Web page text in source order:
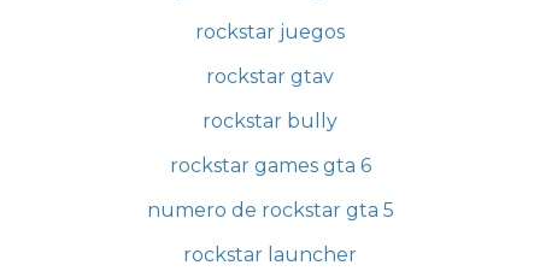
rockstar juegos
rockstar gtav
rockstar bully
rockstar games gta 6
numero de rockstar gta 5
rockstar launcher